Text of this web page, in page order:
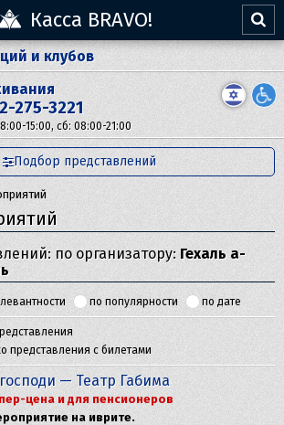
Касса BRAVO!
и клубов
275-3221
15:00, сб: 08:00-21:00
Подбор представлений
по организатору: Гехаль а-
по популярности по дате
представления с билетами
— Театр Габима
цена и для пенсионеров
на иврите.